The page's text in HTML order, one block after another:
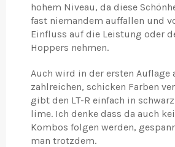
hohem Niveau, da diese
fast niemandem auffallen und
Einfluss auf die Leistung oder
Hoppers nehmen.
Auch wird in der ersten Auflage
zahlreichen, schicken Farben
gibt den LT-R einfach in
lime. Ich denke dass da auch
Kombos folgen werden,
man trotzdem.